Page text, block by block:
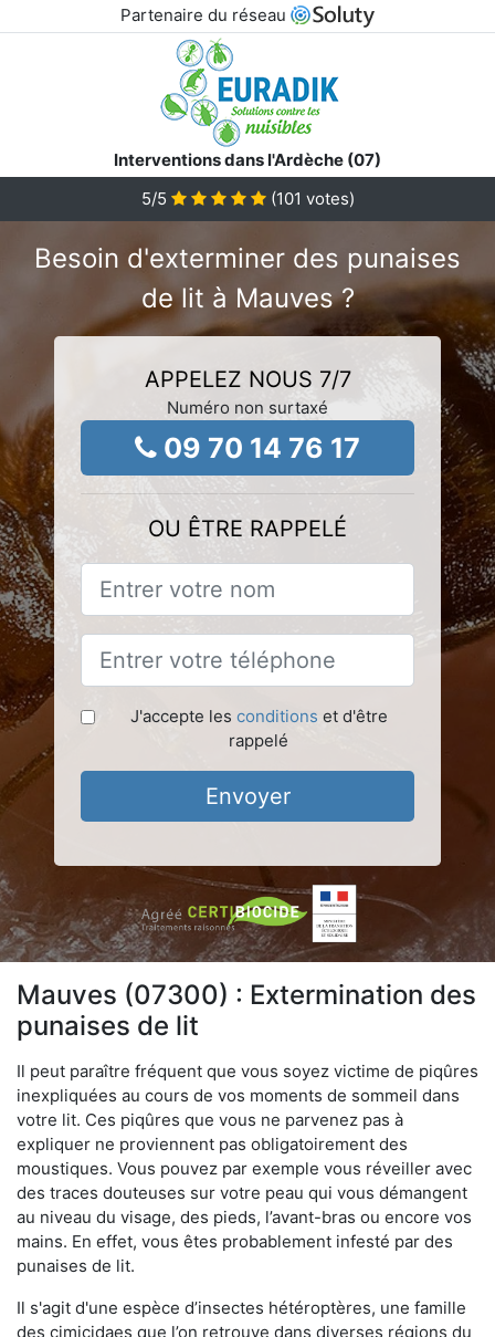
Partenaire du réseau
Interventions dans l'Ardèche (07)
5/5 (101 votes)
Besoin d'exterminer des punaises
de lit à Mauves ?
APPELEZ NOUS 7/7
Numéro non surtaxé
09 70 14 76 17
OU ÊTRE RAPPELÉ
J'accepte les conditions et d'être
rappelé
Envoyer
Mauves (07300) : Extermination des
punaises de lit
Il peut paraître fréquent que vous soyez victime de piqûres
inexpliquées au cours de vos moments de sommeil dans
votre lit. Ces piqûres que vous ne parvenez pas à
expliquer ne proviennent pas obligatoirement des
moustiques. Vous pouvez par exemple vous réveiller avec
des traces douteuses sur votre peau qui vous démangent
au niveau du visage, des pieds, l’avant-bras ou encore vos
mains. En effet, vous êtes probablement infesté par des
punaises de lit.
Il s'agit d'une espèce d’insectes hétéroptères, une famille
des cimicidaes que l’on retrouve dans diverses régions du